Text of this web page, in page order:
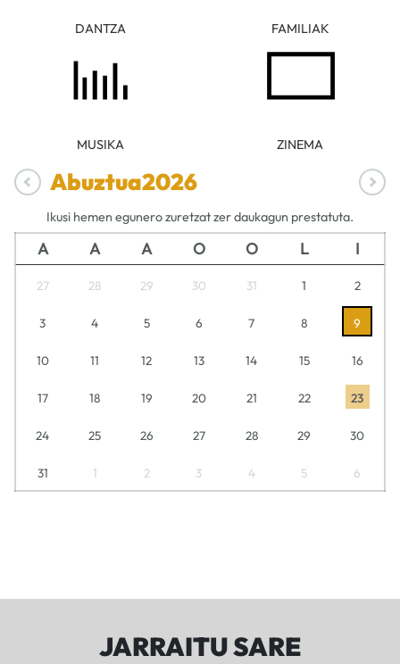
DANTZA FAMILIAK
MUSIKA ZINEMA
Abuztua2026
Ikusi hemen egunero zuretzat zer daukagun prestatuta.
A A A O O L I
27 28 29 30 31 1 2
3 4 5 6 7 8 9
10 11 12 13 14 15 16
17 18 19 20 21 22 23
24 25 26 27 28 29 30
31 1 2 3 4 5 6
JARRAITU SARE